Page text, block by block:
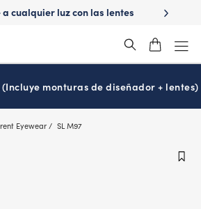
cualquier luz con las lentes
¿Es
monturas de diseñador + lentes)
Eyewear SL M97